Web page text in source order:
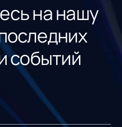
на нашу
событий